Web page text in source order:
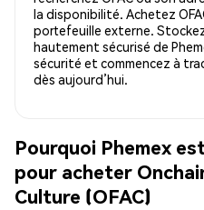
la disponibilité. Achetez
portefeuille externe.
hautement sécurisé de
sécurité et commencez à
dès aujourd’hui.
Pourquoi Phemex
pour acheter
Culture (OFAC)